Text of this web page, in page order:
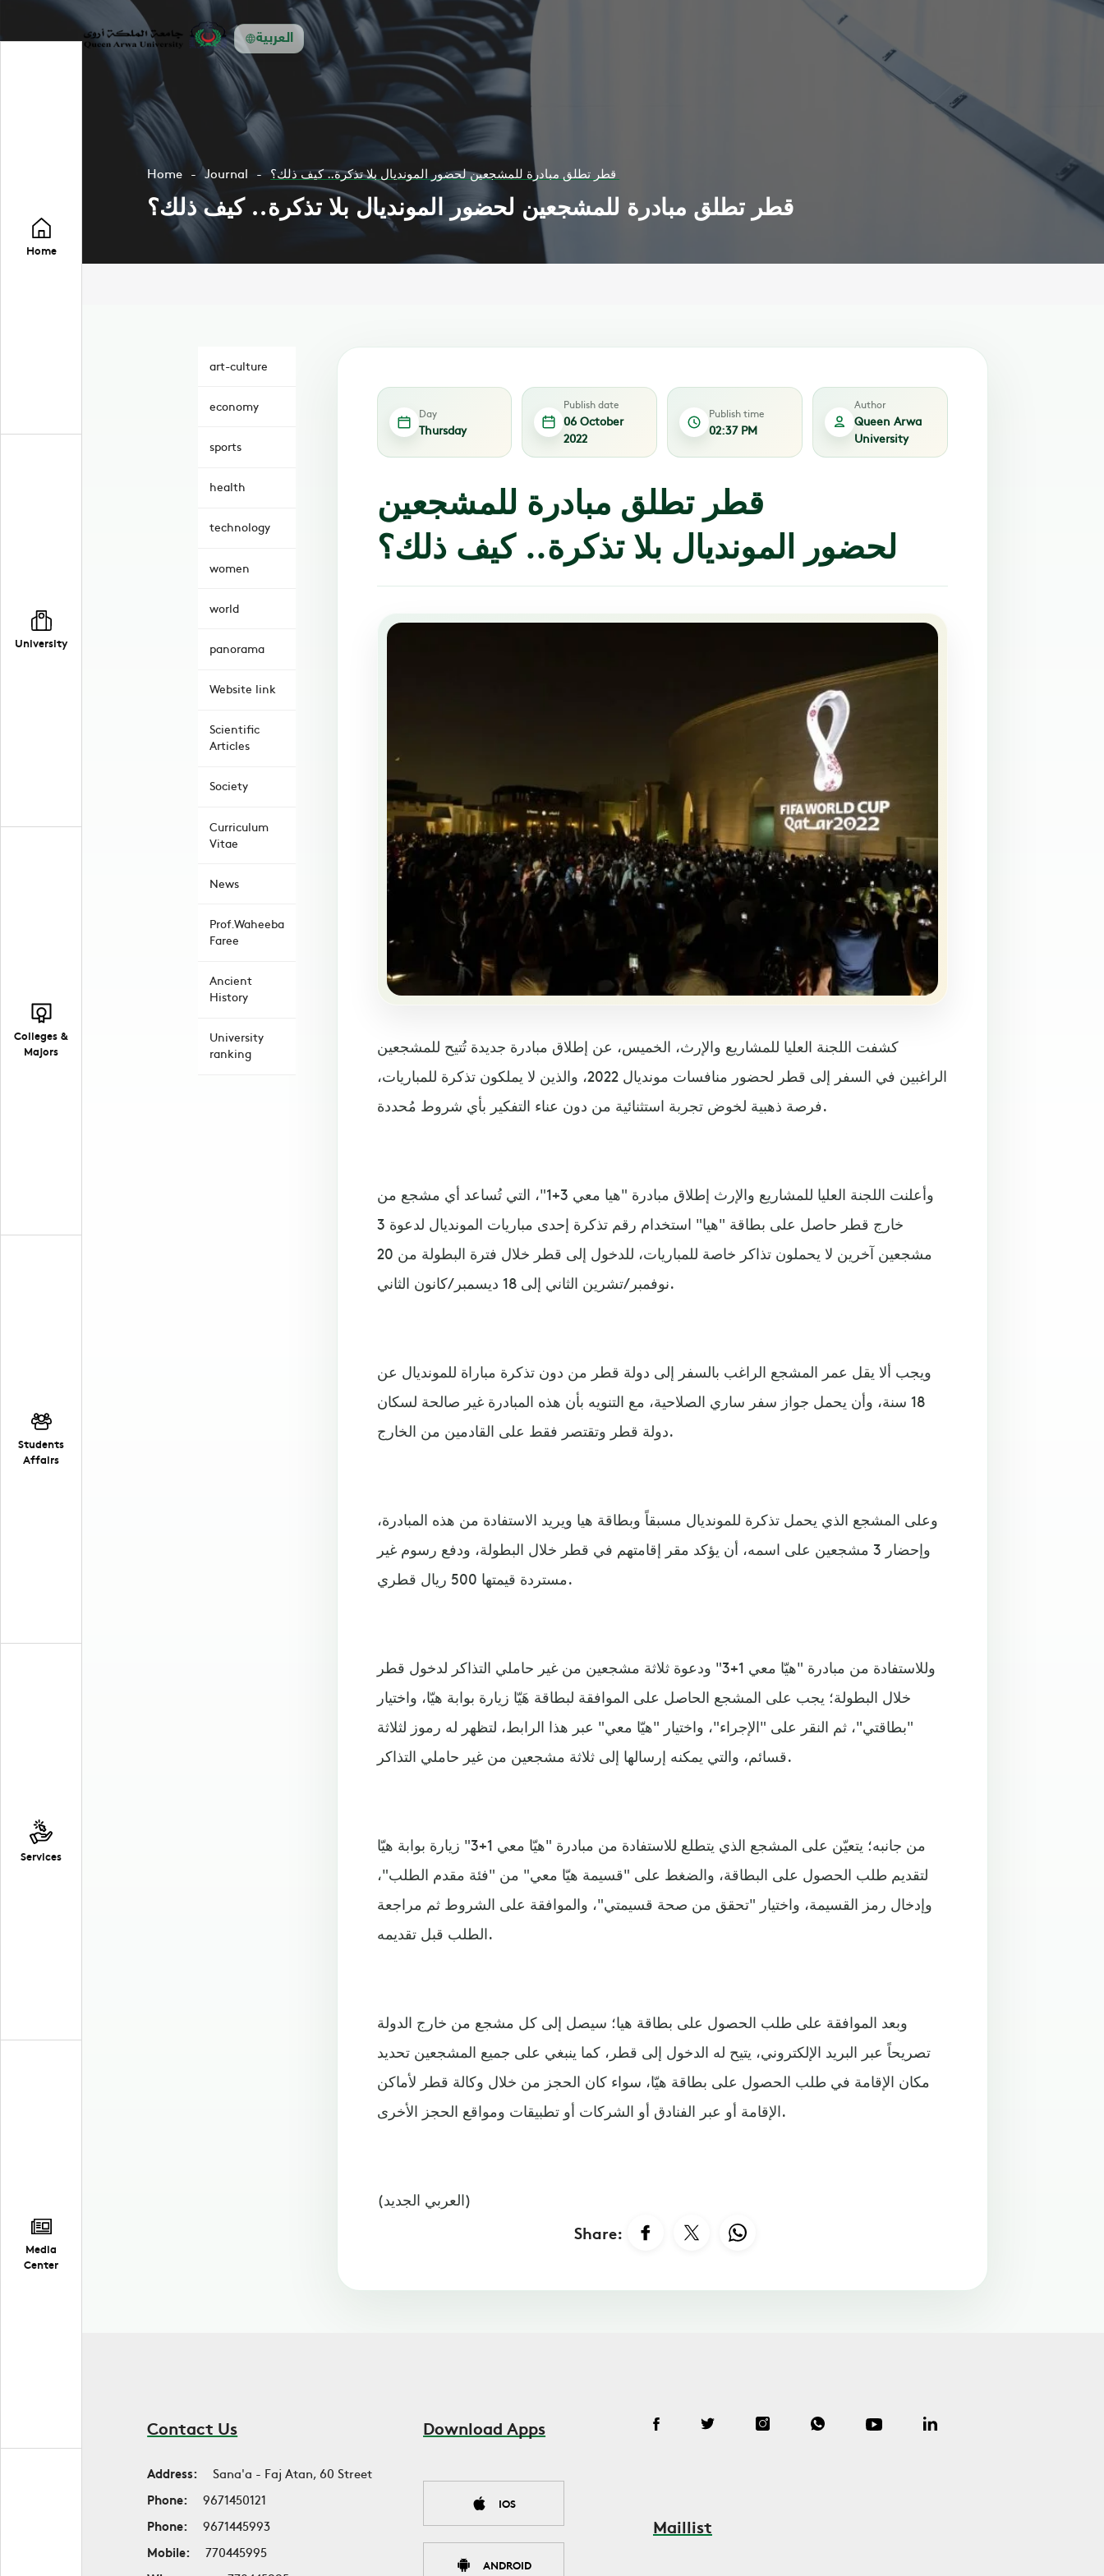
العربية
Home
University
Colleges &
Majors
Students
Affairs
Services
Media
Center
Home Journal
art-culture
economy
sports
health
technology
women
world
panorama
Website link
Scientific
Articles
Society
Curriculum
Vitae
News
Prof.Waheeba
Faree
Ancient
History
University
ranking
Day
Thursday
Publish date
06 October
2022
Publish time
02:37 PM
Author
Queen Arwa
University
قطر تطلق مبادرة للمشجعين
كشفت اللجنة العليا للمشاريع والإرث، الخميس، عن إطلاق مبادرة جديدة تُتيح للمشجعين
الراغبين في السفر إلى قطر لحضور منافسات مونديال 2022، والذين لا يملكون تذكرة للمباريات،
فرصة ذهبية لخوض تجربة استثنائية من دون عناء التفكير بأي شروط مُحددة.
وأعلنت اللجنة العليا للمشاريع والإرث إطلاق مبادرة "هيا معي 3+1"، التي تُساعد أي مشجع من
خارج قطر حاصل على بطاقة "هيا" استخدام رقم تذكرة إحدى مباريات المونديال لدعوة 3
مشجعين آخرين لا يحملون تذاكر خاصة للمباريات، للدخول إلى قطر خلال فترة البطولة من 20
نوفمبر/تشرين الثاني إلى 18 ديسمبر/كانون الثاني.
ويجب ألا يقل عمر المشجع الراغب بالسفر إلى دولة قطر من دون تذكرة مباراة للمونديال عن
18 سنة، وأن يحمل جواز سفر ساري الصلاحية، مع التنويه بأن هذه المبادرة غير صالحة لسكان
دولة قطر وتقتصر فقط على القادمين من الخارج.
وعلى المشجع الذي يحمل تذكرة للمونديال مسبقاً وبطاقة هيا ويريد الاستفادة من هذه المبادرة،
وإحضار 3 مشجعين على اسمه، أن يؤكد مقر إقامتهم في قطر خلال البطولة، ودفع رسوم غير
مستردة قيمتها 500 ريال قطري.
وللاستفادة من مبادرة "هيّا معي 1+3" ودعوة ثلاثة مشجعين من غير حاملي التذاكر لدخول قطر
خلال البطولة؛ يجب على المشجع الحاصل على الموافقة لبطاقة هَيّا زيارة بوابة هيّا، واختيار
"بطاقتي"، ثم النقر على "الإجراء"، واختيار "هيّا معي" عبر هذا الرابط، لتظهر له رموز لثلاثة
قسائم، والتي يمكنه إرسالها إلى ثلاثة مشجعين من غير حاملي التذاكر.
من جانبه؛ يتعيّن على المشجع الذي يتطلع للاستفادة من مبادرة "هيّا معي 1+3" زيارة بوابة هيّا
لتقديم طلب الحصول على البطاقة، والضغط على "قسيمة هيّا معي" من "فئة مقدم الطلب"،
وإدخال رمز القسيمة، واختيار "تحقق من صحة قسيمتي"، والموافقة على الشروط ثم مراجعة
الطلب قبل تقديمه.
وبعد الموافقة على طلب الحصول على بطاقة هيا؛ سيصل إلى كل مشجع من خارج الدولة
تصريحاً عبر البريد الإلكتروني، يتيح له الدخول إلى قطر، كما ينبغي على جميع المشجعين تحديد
مكان الإقامة في طلب الحصول على بطاقة هيّا، سواء كان الحجز من خلال وكالة قطر لأماكن
الإقامة أو عبر الفنادق أو الشركات أو تطبيقات ومواقع الحجز الأخرى.
(العربي الجديد)
Share:
Contact Us
Address:
Sana'a - Faj Atan, 60 Street
Phone:
9671450121
Phone:
9671445993
Mobile:
770445995
Download Apps
IOS
ANDROID
Maillist